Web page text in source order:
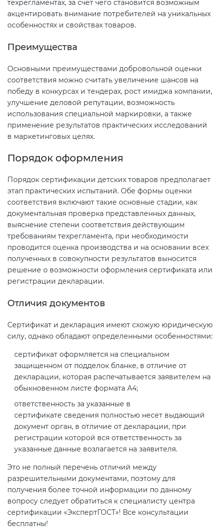
техрегламентах, за счет чего становится возможным
акцентировать внимание потребителей на уникальных
особенностях и свойствах товаров.
Преимущества
Основными преимуществами добровольной оценки
соответствия можно считать увеличение шансов на
победу в конкурсах и тендерах, рост имиджа компании,
улучшение деловой репутации, возможность
использования специальной маркировки, а также
применение результатов практических исследований
в маркетинговых целях.
Порядок оформления
Порядок сертификации детских товаров предполагает
этап практических испытаний. Обе формы оценки
соответствия включают такие основные стадии, как
документальная проверка представленных данных,
выяснение степени соответствия действующим
требованиям техрегламента, при необходимости
проводится оценка производства и на основании всех
полученных в совокупности результатов выносится
решение о возможности оформления сертификата или
регистрации декларации.
Отличия документов
Сертификат и декларация имеют схожую юридическую
силу, однако обладают определенными особенностями:
сертификат оформляется на специальном
защищенном от подделок бланке, в отличие от
декларации, которая распечатывается заявителем на
обыкновенном листе формата А4;
ответственность за указанные в
сертификате сведения полностью несет выдающий
документ орган, в отличие от декларации, при
регистрации которой вся ответственность за
указанные данные возлагается на заявителя.
Это не полный перечень отличий между
разрешительными документами, поэтому для
получения более точной информации по данному
вопросу следует обратиться к специалисту центра
сертификации «ЭкспертГОСТ»! Все консультации
бесплатны!